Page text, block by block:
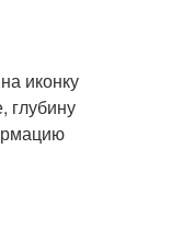
иконку
глубину